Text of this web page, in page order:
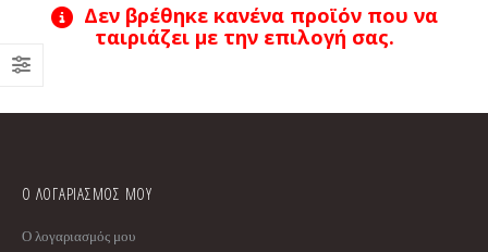
Δεν βρέθηκε κανένα προϊόν που να
ταιριάζει με την επιλογή σας.
Ο ΛΟΓΑΡΙΑΣΜΟΣ ΜΟΥ
Ο λογαριασμός μου